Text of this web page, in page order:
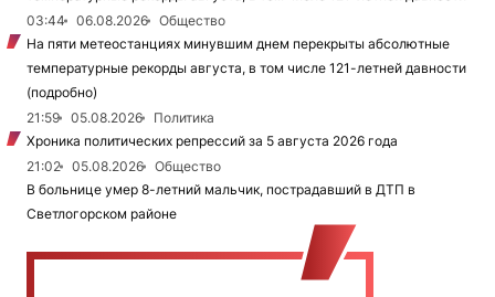
03:44
06.08.2026
Общество
На пяти метеостанциях минувшим днем перекрыты абсолютные
температурные рекорды августа, в том числе 121-летней давности
(подробно)
21:59
05.08.2026
Политика
Хроника политических репрессий за 5 августа 2026 года
21:02
05.08.2026
Общество
В больнице умер 8-летний мальчик, пострадавший в ДТП в
Светлогорском районе